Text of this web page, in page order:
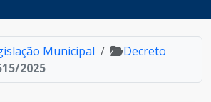
Municipal
Decreto
2025